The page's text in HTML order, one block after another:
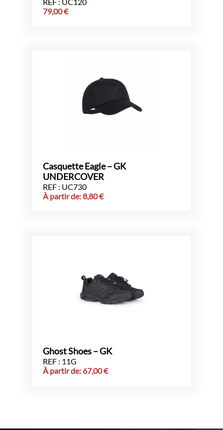
79,00€
Casquette Eagle – GK
UNDERCOVER
REF : UC730
À partir de:8,80€
Ghost Shoes – GK
REF : 11G
À partir de: 67,00€